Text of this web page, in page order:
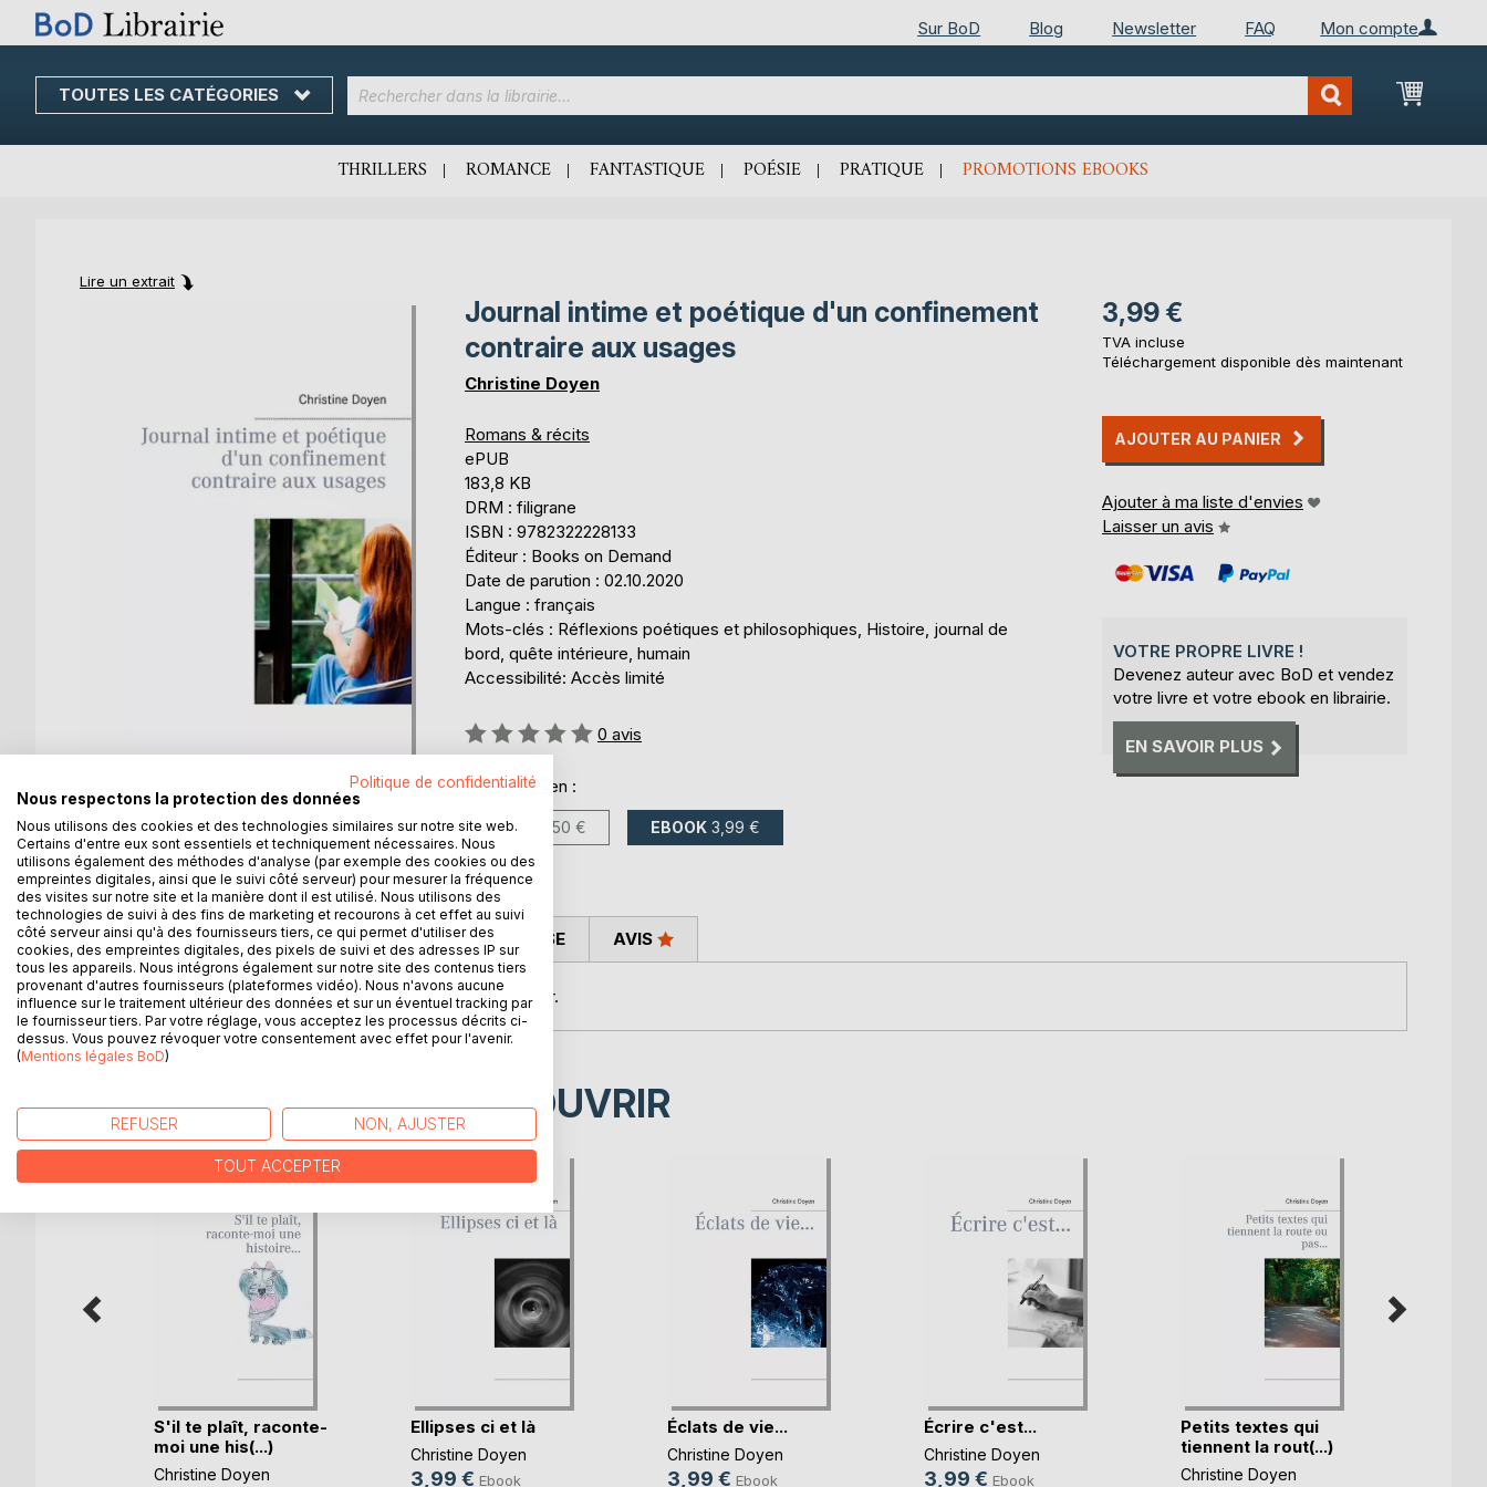
Mon compte
Sur BoD Blog Newsletter FAQ
TOUTES LES CATÉGORIES
Skip
Content
Mon
THRILLERS ROMANCE FANTASTIQUE POÉSIE PRATIQUE PROMOTIONS EBOOKS
Lire un extrait
Journal intime et poétique d'un confinement
contraire aux usages
Christine Doyen
Romans & récits
ePUB
183,8 KB
DRM : filigrane
ISBN : 9782322228133
Éditeur : Books on Demand
Date de parution : 02.10.2020
Langue : français
Mots-clés : Réflexions poétiques et philosophiques, Histoire, journal de
bord, quête intérieure, humain
Accessibilité: Accès limité
Évaluation:
0%
0 avis
Disponible en :
LIVRE 6,50 € EBOOK 3,99 €
3,99 €
TVA incluse
Téléchargement disponible dès maintenant
AJOUTER AU PANIER
Ajouter à ma liste d'envies
Laisser un avis
VOTRE PROPRE LIVRE !
Devenez auteur avec BoD et vendez
votre livre et votre ebook en librairie.
EN SAVOIR PLUS
DESCRIPTION
Aucune coercition, jamais, ne bâillonnera le poète intérieur.
AUTEUR(S) CRITIQUES PRESSE AVIS
D’AUTRES TITRES À DÉCOUVRIR
S'il te plaît, raconte-
moi une his(...)
Christine Doyen
Ellipses ci et là
Christine Doyen
3,99 € Ebook
Éclats de vie...
Christine Doyen
3,99 € Ebook
Écrire c'est...
Christine Doyen
3,99 € Ebook
Petits textes qui
tiennent la rout(...)
Christine Doyen
Politique de confidentialité
Nous respectons la protection des données
Nous utilisons des cookies et des technologies similaires sur notre site web.
Certains d'entre eux sont essentiels et techniquement nécessaires. Nous
utilisons également des méthodes d'analyse (par exemple des cookies ou des
empreintes digitales, ainsi que le suivi côté serveur) pour mesurer la fréquence
des visites sur notre site et la manière dont il est utilisé. Nous utilisons des
technologies de suivi à des fins de marketing et recourons à cet effet au suivi
côté serveur ainsi qu'à des fournisseurs tiers, ce qui permet d'utiliser des
cookies, des empreintes digitales, des pixels de suivi et des adresses IP sur
tous les appareils. Nous intégrons également sur notre site des contenus tiers
provenant d'autres fournisseurs (plateformes vidéo). Nous n'avons aucune
influence sur le traitement ultérieur des données et sur un éventuel tracking par
le fournisseur tiers. Par votre réglage, vous acceptez les processus décrits ci-
dessus. Vous pouvez révoquer votre consentement avec effet pour l'avenir.
(Mentions légales BoD)
REFUSER NON, AJUSTER
TOUT ACCEPTER